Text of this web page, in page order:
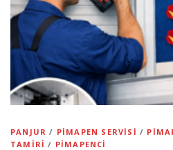
PANJUR / PIMAPEN SERVISI /
TAMIRI / PIMAPENCI